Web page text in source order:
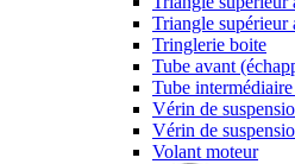
Triangle supérieur
Tringlerie boite
Tube avant
Tube
Vérin de
Vérin de
Volant moteur